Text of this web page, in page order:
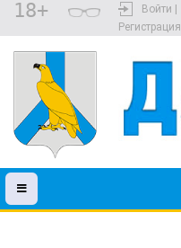
18+
Войти |
Регистрация